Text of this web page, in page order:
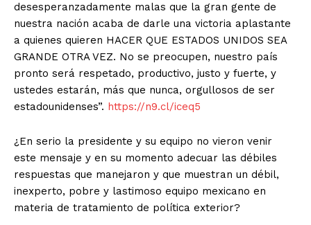
desesperanzadamente malas que la gran gente de
nuestra nación acaba de darle una victoria aplastante
a quienes quieren HACER QUE ESTADOS UNIDOS SEA
GRANDE OTRA VEZ. No se preocupen, nuestro país
pronto será respetado, productivo, justo y fuerte, y
ustedes estarán, más que nunca, orgullosos de ser
estadounidenses”. https://n9.cl/iceq5
¿En serio la presidente y su equipo no vieron venir
este mensaje y en su momento adecuar las débiles
respuestas que manejaron y que muestran un débil,
inexperto, pobre y lastimoso equipo mexicano en
materia de tratamiento de política exterior?